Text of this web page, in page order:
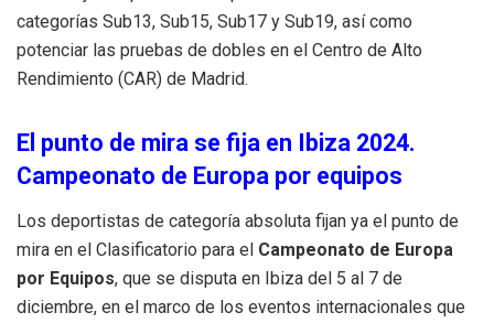
categorías Sub13, Sub15, Sub17 y Sub19, así como
potenciar las pruebas de dobles en el Centro de Alto
Rendimiento (CAR) de Madrid.
El punto de mira se fija en Ibiza 2024.
Campeonato de Europa por equipos
Los deportistas de categoría absoluta fijan ya el punto de
mira en el Clasificatorio para el Campeonato de Europa
por Equipos, que se disputa en Ibiza del 5 al 7 de
diciembre, en el marco de los eventos internacionales que